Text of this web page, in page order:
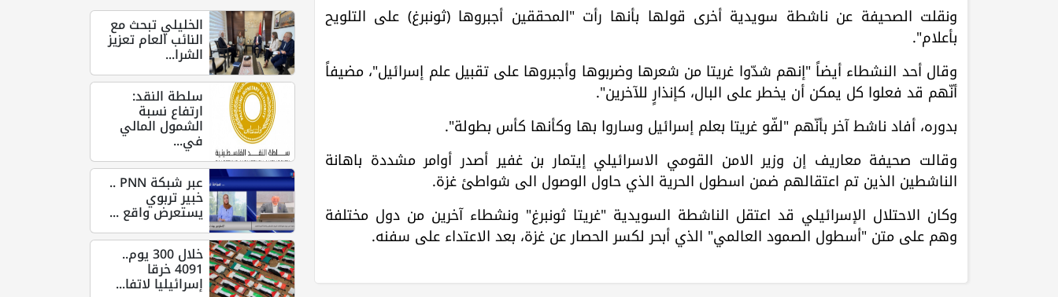
ونقلت الصحيفة عن ناشطة سويدية أخرى قولها بأنها رأت "المحققين أجبروها (ثونبرغ) على التلويح
بأعلام".
وقال أحد النشطاء أيضاً "إنهم شدّوا غريتا من شعرها وضربوها وأجبروها على تقبيل علم إسرائيل"، مضيفاً
أنّهم قد فعلوا كل يمكن أن يخطر على البال، كإنذارٍ للآخرين".
بدوره، أفاد ناشط آخر بأنّهم "لفّو غريتا بعلم إسرائيل وساروا بها وكأنها كأس بطولة".
وقالت صحيفة معاريف إن وزير الامن القومي الاسرائيلي إيتمار بن غفير أصدر أوامر مشددة باهانة
الناشطين الذين تم اعتقالهم ضمن اسطول الحرية الذي حاول الوصول الى شواطئ غزة.
وكان الاحتلال الإسرائيلي قد اعتقل الناشطة السويدية "غريتا ثونبرغ" ونشطاء آخرين من دول مختلفة
وهم على متن "أسطول الصمود العالمي" الذي أبحر لكسر الحصار عن غزة، بعد الاعتداء على سفنه.
الخليلي تبحث مع
النائب العام تعزيز
الشرا...
سلطة النقد:
ارتفاع نسبة
الشمول المالي
في...
عبر شبكة PNN ..
خبير تربوي
يستعرض واقع ...
خلال 300 يوم..
4091 خرقا
إسرائيليا لاتفا...